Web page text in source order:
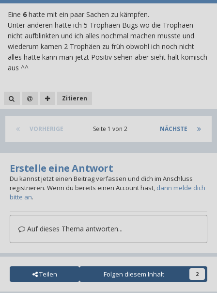
Eine 6 hatte mit ein paar Sachen zu kämpfen.
Unter anderen hatte ich 5 Trophäen Bugs wo die Trophäen
nicht aufblinkten und ich alles nochmal machen musste und
wiederum kamen 2 Trophäen zu früh obwohl ich noch nicht
alles hatte kann man jetzt Positiv sehen aber sieht halt komisch
aus ^^
Zitieren
VORHERIGE NÄCHSTE
Seite 1 von 2
Erstelle eine Antwort
Du kannst jetzt einen Beitrag verfassen und dich im Anschluss
registrieren. Wenn du bereits einen Account hast, dann melde dich
bitte an.
Auf dieses Thema antworten...
Teilen Folgen diesem Inhalt 2